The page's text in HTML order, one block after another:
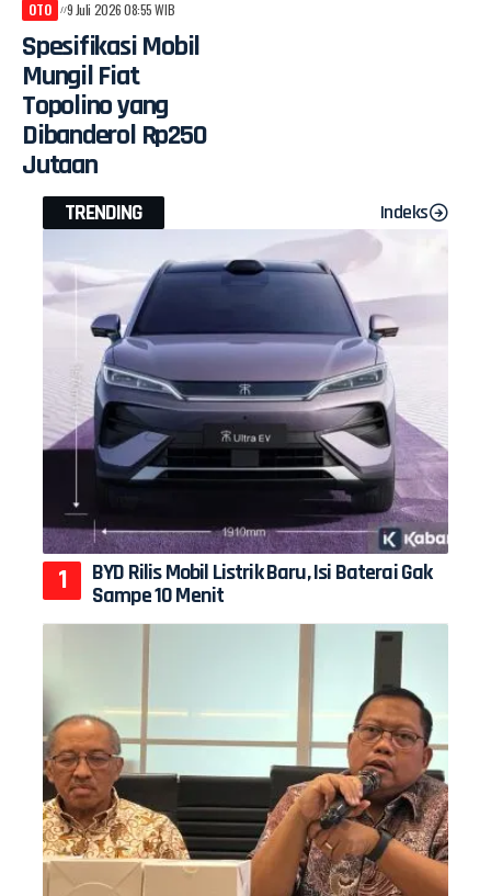
OTO 9 Juli 2026 08:55 WIB
Spesifikasi Mobil
Mungil Fiat
Topolino yang
Dibanderol Rp250
Jutaan
TRENDING Indeks
BYD Rilis Mobil Listrik Baru, Isi Baterai Gak
Sampe 10 Menit